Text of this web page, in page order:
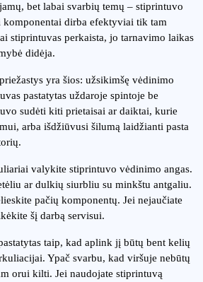
bet labai svarbių temų – stiprintuvo
komponentai dirba efektyviai tik tam
stiprintuvas perkaista, jo tarnavimo laikas
didėja.
yra šios: užsikimšę vėdinimo
pastatytas uždaroje spintoje be
sudėti kiti prietaisai ar daiktai, kurie
arba išdžiūvusi šilumą laidžianti pasta
valykite stiprintuvo vėdinimo angas.
ar dulkių siurbliu su minkštu antgaliu.
pačių komponentų. Jei nejaučiate
šį darbą servisui.
taip, kad aplink jį būtų bent kelių
Ypač svarbu, kad viršuje nebūtų
orui kilti. Jei naudojate stiprintuvą